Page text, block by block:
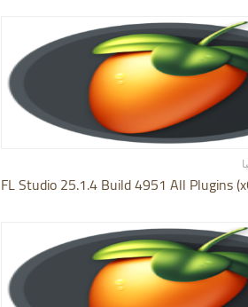
FL Studio 25.1.4 Build 4951 All Plugins